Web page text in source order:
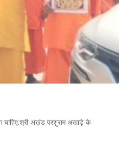
चाहिए.श्री अखंड परशुराम अखाड़े के